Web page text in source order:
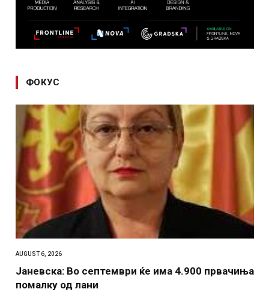
ФОКУС
AUGUST 6, 2026
Јаневска: Во септември ќе има 4.900 првачиња
помалку од лани